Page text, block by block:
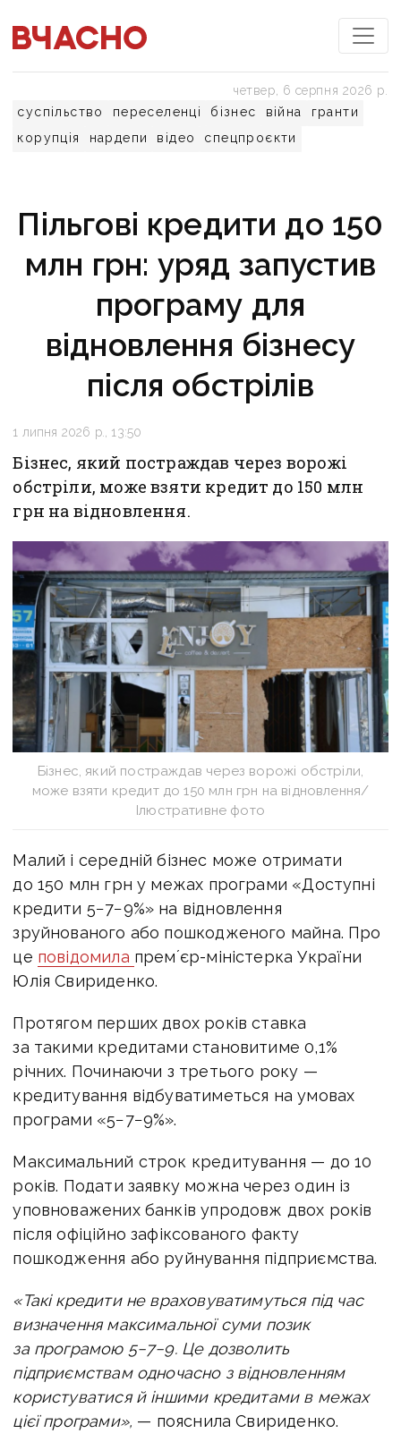
суспільство переселенці бізнес війна
гранти
корупція
нардепи відео спецпроєкти
четвер, 6 серпня 2026 р.
Пільгові кредити до 150
млн грн: уряд запустив
програму для
відновлення бізнесу
після обстрілів
1 липня 2026 р., 13:50
Бізнес, який постраждав через ворожі
обстріли, може взяти кредит до 150 млн
грн на відновлення.
Бізнес, який постраждав через ворожі обстріли,
може взяти кредит до 150 млн грн на відновлення/
Ілюстративне фото
Малий і середній бізнес може отримати
до 150 млн грн у межах програми «Доступні
кредити 5−7−9%» на відновлення
зруйнованого або пошкодженого майна. Про
це повідомила премʼєр-міністерка України
Юлія Свириденко.
Протягом перших двох років ставка
за такими кредитами становитиме 0,1%
річних. Починаючи з третього року —
кредитування відбуватиметься на умовах
програми «5−7−9%».
Максимальний строк кредитування — до 10
років. Подати заявку можна через один із
уповноважених банків упродовж двох років
після офіційно зафіксованого факту
пошкодження або руйнування підприємства.
«Такі кредити не враховуватимуться під час
визначення максимальної суми позик
за програмою 5−7−9. Це дозволить
підприємствам одночасно з відновленням
користуватися й іншими кредитами в межах
цієї програми», — пояснила Свириденко.